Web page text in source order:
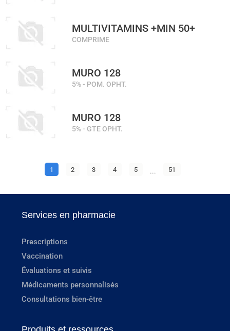
MULTIVITAMINS +MIN 50+
COMPRIME
MURO 128
5% - POM. OPHT.
MURO 128
5% - GTE OPHT.
1 2 3 4 5 ... 51
Services en pharmacie
Prescriptions
Vaccination
Évaluations et suivis
Médicaments personnalisés
Consultations bien-être